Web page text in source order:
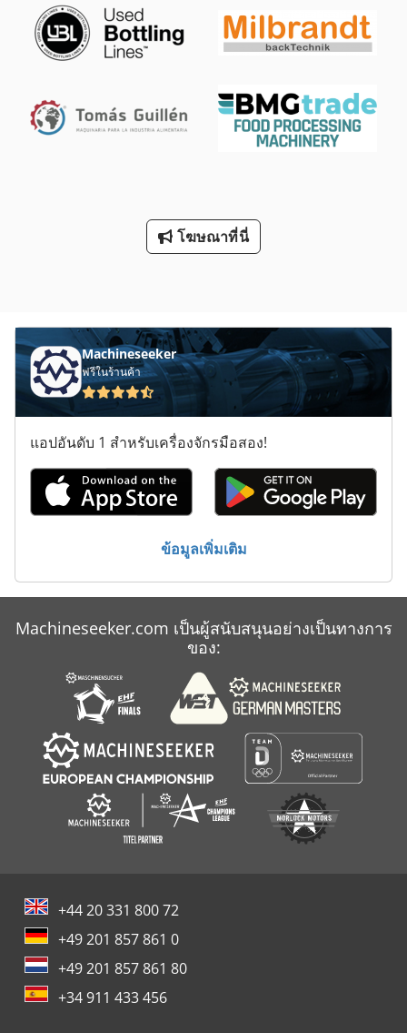
โฆษณาที่นี่
Machineseeker
ฟรีในร้านค้า
แอปอันดับ 1 สำหรับเครื่องจักรมือสอง!
ข้อมูลเพิ่มเติม
Machineseeker.com เป็นผู้สนับสนุนอย่างเป็นทางการ
ของ:
+44 20 331 800 72
+49 201 857 861 0
+49 201 857 861 80
+34 911 433 456